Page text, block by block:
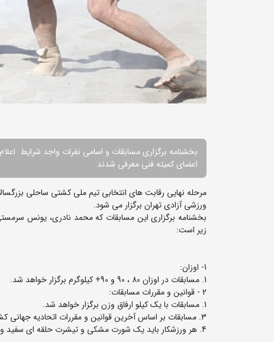
بخشنامه برگزاری مسابقات و اسامی نفرات واجد شرایط
اعضای کمیته فنی معرفی شدند
ورزشی آزادی تهران برگزار می شود.
بخشنامه برگزاری این مسابقات که محمد نادری، یونس
زیر است:
1- اوزان:
1. مسابقات در اوزان 80 ، 90 و 90+ کیلوگرم برگزار خواهد شد.
2 - قوانین و مقررات مسابقات:
1. مسابقات با یک کیلو ارفاق وزن برگزار خواهد شد.
3. مسابقات بر اساس آخرین قوانین و مقررات اتحادیه جهانی کشتی برگزار خواهد شد.
4. هر ورزشکار باید یک شورت مشکی و تیشرت حلقه ای سفید و مشکی به همراه داشته باشد.